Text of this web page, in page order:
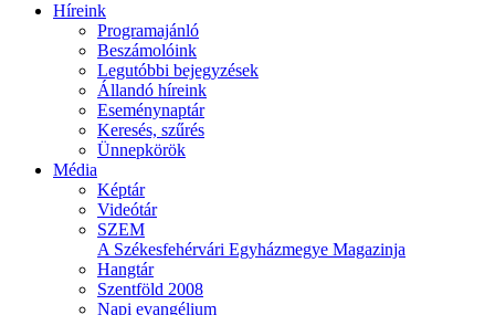
Híreink
Programajánló
Beszámolóink
Legutóbbi bejegyzések
Állandó híreink
Eseménynaptár
Keresés, szűrés
Ünnepkörök
Média
Képtár
Videótár
SZEM
A Székesfehérvári Egyházmegye Magazinja
Hangtár
Szentföld 2008
Napi evangélium